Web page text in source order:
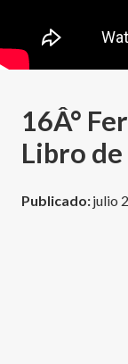
16Â°
Libro de
Publicado:julio